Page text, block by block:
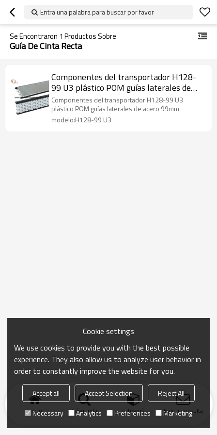
Entra una palabra para buscar por favor
Se Encontraron 1 Productos Sobre
Guía De Cinta Recta
Componentes del transportador H128-
99 U3 plástico POM guías laterales de
acero 99mm
Componentes del transportador H128-99 U3
plástico POM guías laterales de acero 99mm
modelo:H128-99 U3
Inicio búsqueda categoría Enviar consulta
Cookie settings
We use cookies to provide you with the best possible
experience. They also allow us to analyze user behavior in
order to constantly improve the website for you.
Accept all Accept Selection
Reject All
Necessary
Analytics Preferences Marketing